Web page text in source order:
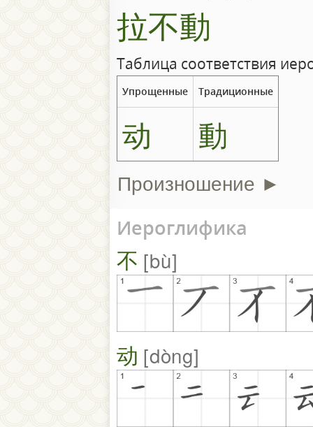
拉不動
Таблица соответствия
Упрощенные Традиционные
动 動
Произношение ►
Иероглифика
不 bù
动 dòng